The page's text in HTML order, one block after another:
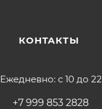
КОНТАКТЫ
Ежедневно: с 10 до 22
+7 999 853 2828